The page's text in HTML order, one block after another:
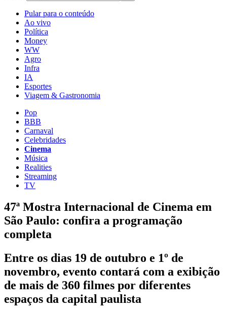
Pular para o conteúdo
Ao vivo
Política
Money
WW
Agro
Infra
IA
Esportes
Viagem & Gastronomia
Pop
BBB
Carnaval
Celebridades
Cinema
Música
Realities
Streaming
TV
47ª Mostra Internacional de Cinema em
São Paulo: confira a programação
completa
Entre os dias 19 de outubro e 1º de
novembro, evento contará com a exibição
de mais de 360 filmes por diferentes
espaços da capital paulista